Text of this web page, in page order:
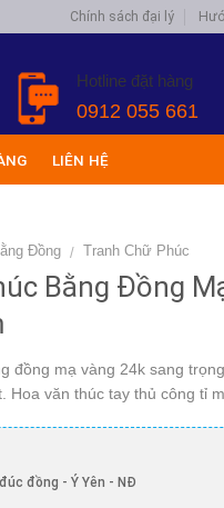
Chính sách đại lý
Hotline đặt hàng
0912 055 661
LIÊN HỆ
Đồng / Tranh Chữ Phúc
Bằng Đồng
đồng mạ vàng 24k sang
Hoa văn thúc tay thủ công tỉ
đồng - Ý Yên - NĐ